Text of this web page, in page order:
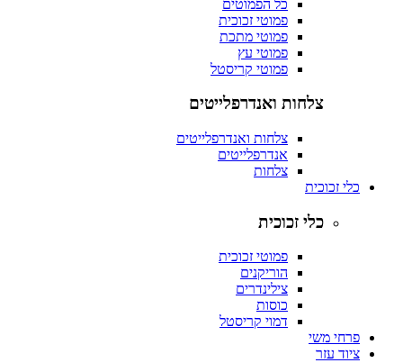
כל הפמוטים
פמוטי זכוכית
פמוטי מתכת
פמוטי עץ
פמוטי קריסטל
צלחות ואנדרפלייטים
צלחות ואנדרפלייטים
אנדרפלייטים
צלחות
כלי זכוכית
כלי זכוכית
פמוטי זכוכית
הוריקנים
צילינדרים
כוסות
דמוי קריסטל
פרחי משי
ציוד עזר